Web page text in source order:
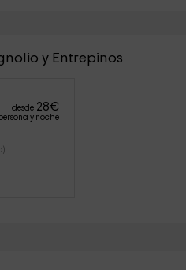
y Entrepinos
desde 28€
y noche